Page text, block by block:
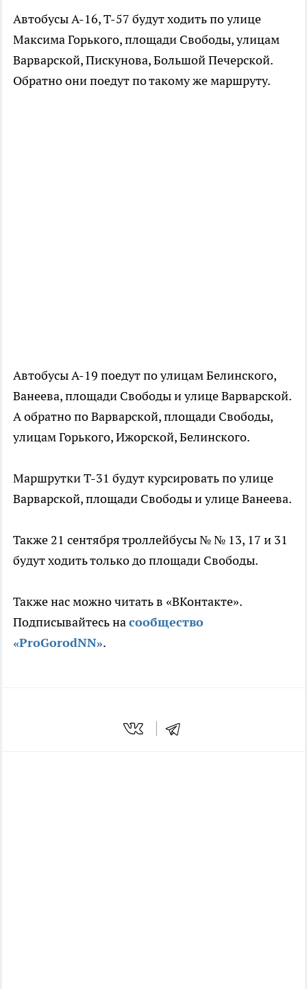
Автобусы А-16, Т-57 будут ходить по улице
Максима Горького, площади Свободы, улицам
Варварской, Пискунова, Большой Печерской.
Обратно они поедут по такому же маршруту.
Автобусы А-19 поедут по улицам Белинского,
Ванеева, площади Свободы и улице Варварской.
А обратно по Варварской, площади Свободы,
улицам Горького, Ижорской, Белинского.
Маршрутки Т-31 будут курсировать по улице
Варварской, площади Свободы и улице Ванеева.
Также 21 сентября троллейбусы № № 13, 17 и 31
будут ходить только до площади Свободы.
Также нас можно читать в «ВКонтакте».
Подписывайтесь насообщество
«ProGorodNN».